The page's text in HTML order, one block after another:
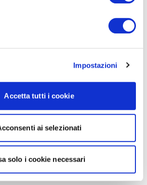
Impostazioni
Accetta tutti i cookie
ai selezionati
solo i cookie necessari